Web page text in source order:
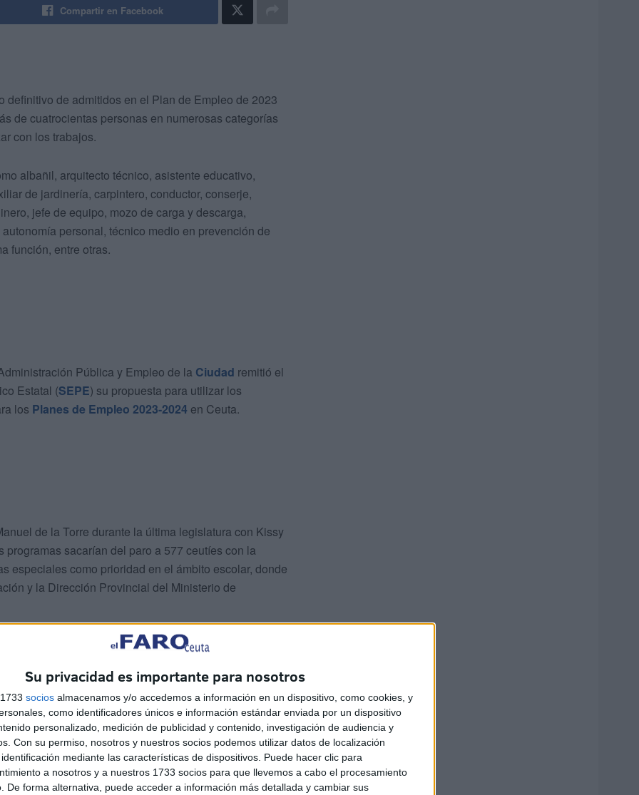
Su privacidad es importante para nosotros
socios almacenamos y/o accedemos a información en un dispositivo, como cookies, y
como identificadores únicos e información estándar enviada por un dispositivo
personalizado, medición de publicidad y contenido, investigación de audiencia y
Con su permiso, nosotros y nuestros socios podemos utilizar datos de localización
mediante las características de dispositivos. Puede hacer clic para
a nosotros y a nuestros 1733 socios para que llevemos a cabo el procesamiento
De forma alternativa, puede acceder a información más detallada y cambiar sus
Compartir en Facebook
de admitidos en el Plan de Empleo de 2023
de cuatrocientas personas en numerosas categorías
con los trabajos.
albañil, arquitecto técnico, asistente educativo,
de jardinería, carpintero, conductor, conserje,
jefe de equipo, mozo de carga y descarga,
personal, técnico medio en prevención de
función, entre otras.
Pública y Empleo de la Ciudad remitió el
Estatal (SEPE) su propuesta para utilizar los
los Planes de Empleo 2023-2024 en Ceuta.
de la Torre durante la última legislatura con Kissy
sacarían del paro a 577 ceutíes con la
especiales como prioridad en el ámbito escolar, donde
y la Dirección Provincial del Ministerio de
un recorte presupuestario del Estado de unos
de la duración de los programas educativos de